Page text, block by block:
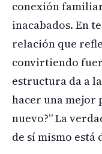
conexión
inacabados. En
relación que
convirtiendo
estructura da a
hacer una mejor
nuevo?” La
de sí mismo está